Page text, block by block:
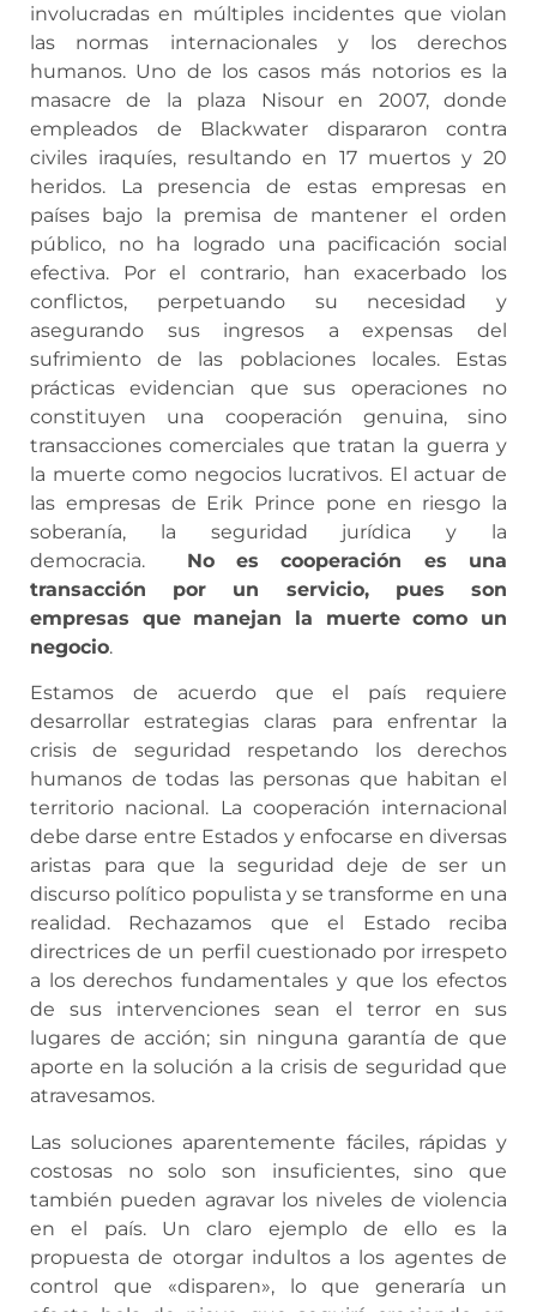
involucradas en múltiples incidentes que violan
las normas internacionales y los derechos
humanos. Uno de los casos más notorios es la
masacre de la plaza Nisour en 2007, donde
empleados de Blackwater dispararon contra
civiles iraquíes, resultando en 17 muertos y 20
heridos. La presencia de estas empresas en
países bajo la premisa de mantener el orden
público, no ha logrado una pacificación social
efectiva. Por el contrario, han exacerbado los
conflictos, perpetuando su necesidad y
asegurando sus ingresos a expensas del
sufrimiento de las poblaciones locales. Estas
prácticas evidencian que sus operaciones no
constituyen una cooperación genuina, sino
transacciones comerciales que tratan la guerra y
la muerte como negocios lucrativos. El actuar de
las empresas de Erik Prince pone en riesgo la
soberanía, la seguridad jurídica y la
democracia. No es cooperación es una
transacción por un servicio, pues son
empresas que manejan la muerte como un
negocio.
Estamos de acuerdo que el país requiere
desarrollar estrategias claras para enfrentar la
crisis de seguridad respetando los derechos
humanos de todas las personas que habitan el
territorio nacional. La cooperación internacional
debe darse entre Estados y enfocarse en diversas
aristas para que la seguridad deje de ser un
discurso político populista y se transforme en una
realidad. Rechazamos que el Estado reciba
directrices de un perfil cuestionado por irrespeto
a los derechos fundamentales y que los efectos
de sus intervenciones sean el terror en sus
lugares de acción; sin ninguna garantía de que
aporte en la solución a la crisis de seguridad que
atravesamos.
Las soluciones aparentemente fáciles, rápidas y
costosas no solo son insuficientes, sino que
también pueden agravar los niveles de violencia
en el país. Un claro ejemplo de ello es la
propuesta de otorgar indultos a los agentes de
control que «disparen», lo que generaría un